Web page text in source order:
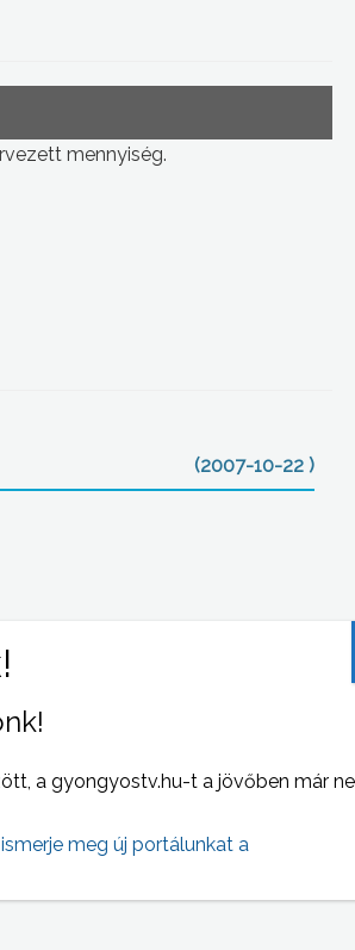
mennyiség.
(2007-10-22 )
Nagy Párbeszéd-sorozata,
lakossági fórumokon belül
a gyongyostv.hu-t a jövőben már
meg új portálunkat a